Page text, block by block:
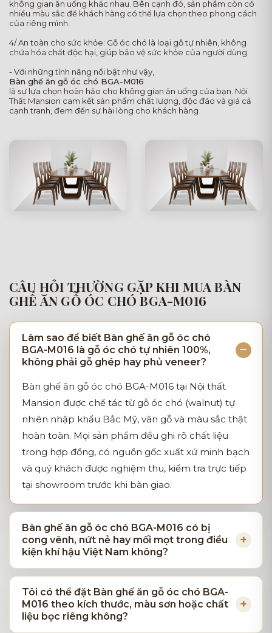
không gian ăn uống khác nhau. Bên cạnh đó, sản phẩm còn có
nhiều màu sắc để khách hàng có thể lựa chọn theo phong cách
của riêng mình.
4/ An toàn cho sức khỏe: Gỗ óc chó là loại gỗ tự nhiên, không
chứa hóa chất độc hại, giúp bảo vệ sức khỏe của người dùng.
- Với những tính năng nổi bật như vậy,
Bàn ghế ăn gỗ óc chó BGA-M016
là sự lựa chọn hoàn hảo cho không gian ăn uống của bạn. Nội
Thất Mansion cam kết sản phẩm chất lượng, độc đáo và giá cả
cạnh tranh, đem đến sự hài lòng cho khách hàng
CÂU HỎI THƯỜNG GẶP KHI MUA BÀN
GHẾ ĂN GỖ ÓC CHÓ BGA-M016
Làm sao để biết Bàn ghế ăn gỗ óc chó
BGA-M016 là gỗ óc chó tự nhiên 100%,
không phải gỗ ghép hay phủ veneer?
Bàn ghế ăn gỗ óc chó BGA-M016 tại Nội thất
Mansion được chế tác từ gỗ óc chó (walnut) tự
nhiên nhập khẩu Bắc Mỹ, vân gỗ và màu sắc thật
hoàn toàn. Mọi sản phẩm đều ghi rõ chất liệu
trong hợp đồng, có nguồn gốc xuất xứ minh bạch
và quý khách được nghiệm thu, kiểm tra trực tiếp
tại showroom trước khi bàn giao.
Bàn ghế ăn gỗ óc chó BGA-M016 có bị
cong vênh, nứt nẻ hay mối mọt trong điều
kiện khí hậu Việt Nam không?
Tôi có thể đặt Bàn ghế ăn gỗ óc chó BGA-
M016 theo kích thước, màu sơn hoặc chất
liệu bọc riêng không?